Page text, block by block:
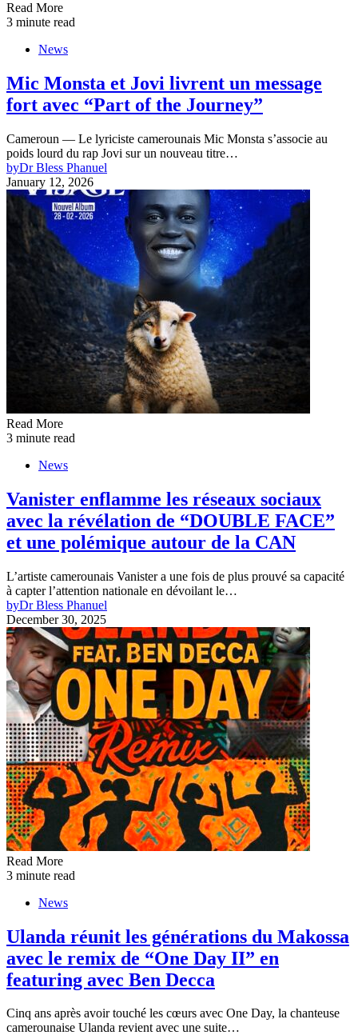
Read More
3 minute read
News
Mic Monsta et Jovi livrent un message
fort avec “Part of the Journey”
Cameroun — Le lyriciste camerounais Mic Monsta s’associe au
poids lourd du rap Jovi sur un nouveau titre…
byDr Bless Phanuel
January 12, 2026
Read More
3 minute read
News
Vanister enflamme les réseaux sociaux
avec la révélation de “DOUBLE FACE”
et une polémique autour de la CAN
L’artiste camerounais Vanister a une fois de plus prouvé sa capacité
à capter l’attention nationale en dévoilant le…
byDr Bless Phanuel
December 30, 2025
Read More
3 minute read
News
Ulanda réunit les générations du Makossa
avec le remix de “One Day II” en
featuring avec Ben Decca
Cinq ans après avoir touché les cœurs avec One Day, la chanteuse
camerounaise Ulanda revient avec une suite…